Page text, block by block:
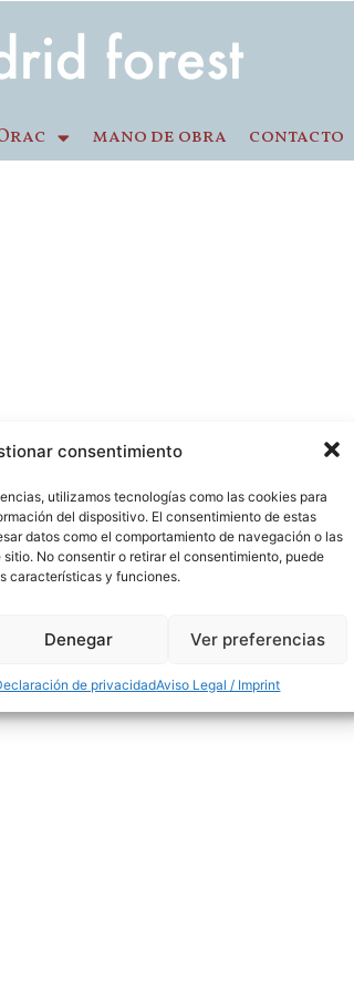
consentimiento
utilizamos tecnologías como las cookies para
del dispositivo. El consentimiento de estas
datos como el comportamiento de navegación o las
No consentir o retirar el consentimiento, puede
características y funciones.
Denegar Ver preferencias
de privacidadAviso Legal / Imprint
mano de obra contacto
info@madridforest.es